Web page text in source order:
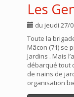
Les
du jeudi 27/
Toute la
Mâcon (71) se
Jardins . Mais
débarqué tout
de nains de
organisation